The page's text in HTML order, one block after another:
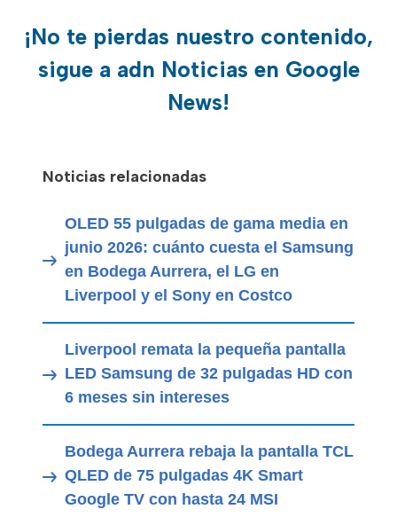
¡No te pierdas nuestro contenido,
sigue a adn Noticias en Google
News!
Noticias relacionadas
OLED 55 pulgadas de gama media en
junio 2026: cuánto cuesta el Samsung
en Bodega Aurrera, el LG en
Liverpool y el Sony en Costco
Liverpool remata la pequeña pantalla
LED Samsung de 32 pulgadas HD con
6 meses sin intereses
Bodega Aurrera rebaja la pantalla TCL
QLED de 75 pulgadas 4K Smart
Google TV con hasta 24 MSI